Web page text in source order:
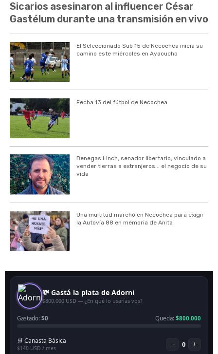
Sicarios asesinaron al influencer César
Gastélum durante una transmisión en vivo
El Seleccionado Sub 15 de Necochea inicia su
camino este miércoles en Ayacucho
Fecha 13 del fútbol de Necochea
Benegas Linch, senador libertario, vinculado a
vender tierras a extranjeros... el negocio de su
vida
Una multitud marchó en Necochea para exigir
la Autovía 88 en memoria de Anita